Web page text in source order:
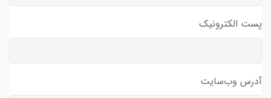
پست الکترونیک
آدرس وب‌سایت